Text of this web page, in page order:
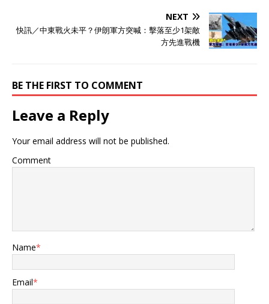
NEXT
快訊／中東戰火未平？伊朗軍方突喊：擊落至少1架敵
方先進戰機
BE THE FIRST TO COMMENT
Leave a Reply
Your email address will not be published.
Comment
Name*
Email*